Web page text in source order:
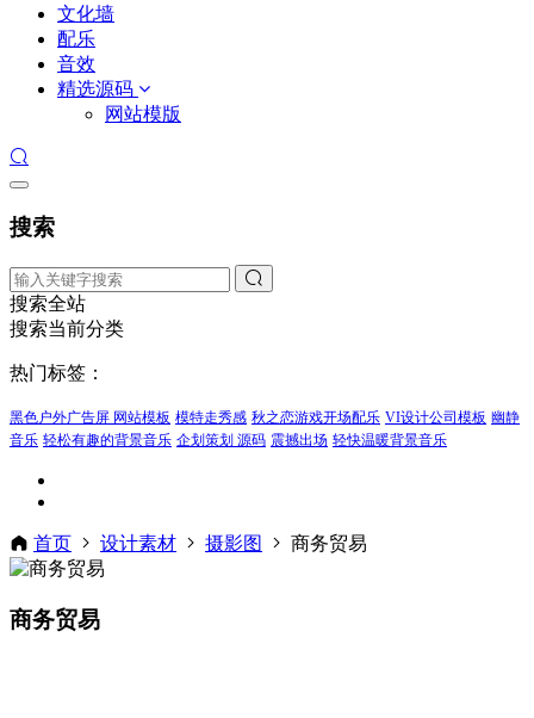
文化墙
配乐
音效
精选源码
网站模版
搜索
搜索全站
搜索当前分类
热门标签：
黑色户外广告屏 网站模板 模特走秀感 秋之恋游戏开场配乐 VI设计公司模板 幽静
音乐 轻松有趣的背景音乐 企划策划 源码 震撼出场 轻快温暖背景音乐
首页 设计素材 摄影图 商务贸易
商务贸易